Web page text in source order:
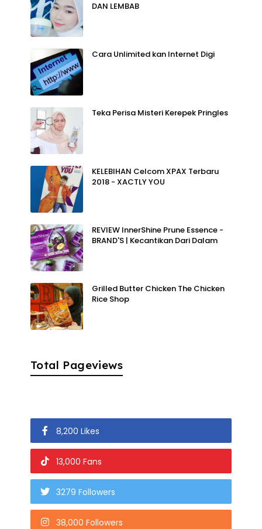
DAN LEMBAB
Cara Unlimited kan Internet Digi
Teka Perisa Misteri Kerepek Pringles
KELEBIHAN Celcom XPAX Terbaru
2018 - XACTLY YOU
REVIEW InnerShine Prune Essence -
BRAND'S | Kecantikan Dari Dalam
Grilled Butter Chicken The Chicken
Rice Shop
Total Pageviews
8,200 Likes
13,000 Fans
3279 Followers
38,000 Followers